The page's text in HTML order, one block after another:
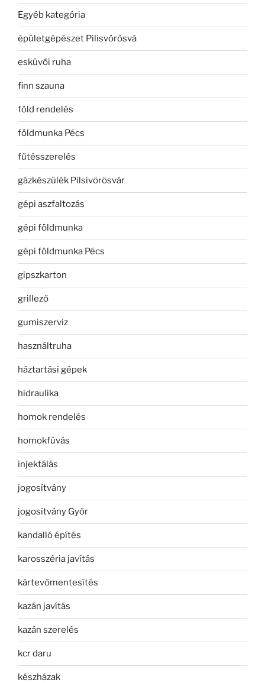
Egyéb kategória
épületgépészet Pilisvörösvá
esküvői ruha
finn szauna
föld rendelés
földmunka Pécs
fűtésszerelés
gázkészülék Pilsivörösvár
gépi aszfaltozás
gépi földmunka
gépi földmunka Pécs
gipszkarton
grillező
gumiszerviz
használtruha
háztartási gépek
hidraulika
homok rendelés
homokfúvás
injektálás
jogosítvány
jogosítvány Győr
kandalló építés
karosszéria javítás
kártevőmentesítés
kazán javítás
kazán szerelés
kcr daru
készházak